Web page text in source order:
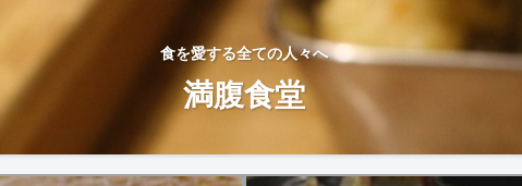
食を愛する全ての人々へ
満腹食堂